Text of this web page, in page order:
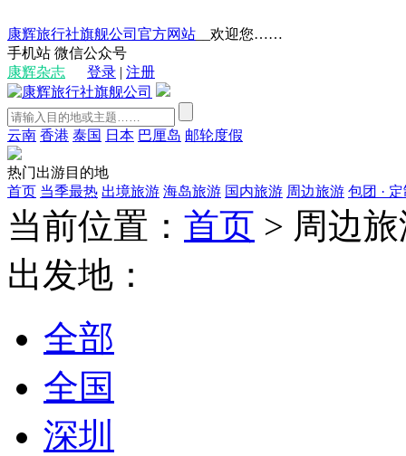
康辉旅行社旗舰公司官方网站 __欢迎您……
手机站 微信公众号
康辉杂志
登录 | 注册
云南 香港 泰国 日本 巴厘岛 邮轮度假
热门出游目的地
首页 当季最热 出境旅游 海岛旅游 国内旅游 周边旅游 包团 ·
当前位置： 首页 > 周边
出发地：
全部
全国
深圳